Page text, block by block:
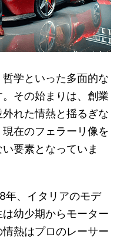
学といった多面的な
その始まりは、創業
れた情熱と揺るぎな
在のフェラーリ像を
要素となっていま
年、イタリアのモデ
幼少期からモーター
熱はプロのレーサー